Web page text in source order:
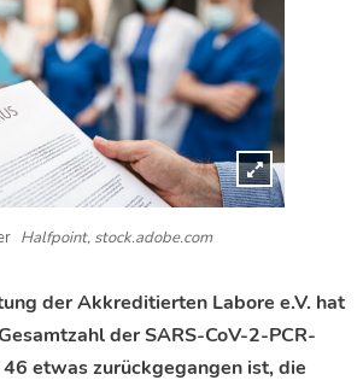
Halfpoint, stock.adobe.com
der Akkreditierten Labore e.V. hat
der SARS-CoV-2-PCR-
etwas zurückgegangen ist, die